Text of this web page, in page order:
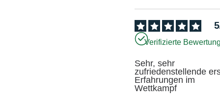
5
Verifizierte
Sehr, sehr
zufriedenstellende
Erfahrungen im
Wettkampf